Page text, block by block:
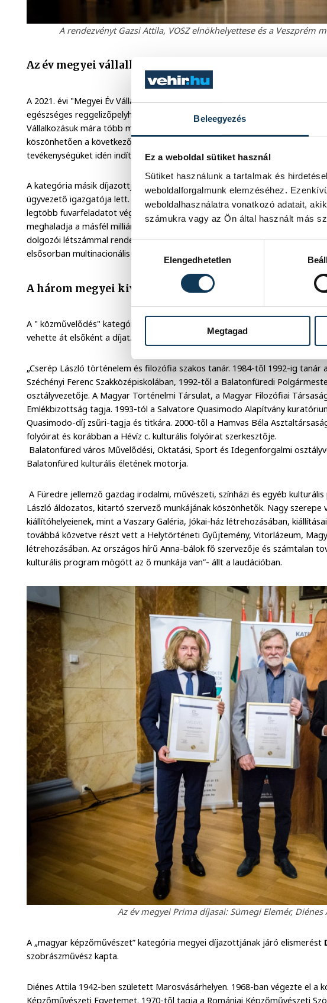
Beleegyezés
Ez a weboldal sütiket használ
Sütiket használunk a tartalmak és
weboldalforgalmunk elemzéséhez.
weboldalhasználatra vonatkozó adatait,
számukra vagy az Ön által használt más
Hozzájárulás kiválasztása
Elengedhetetlen
Megtagad
A rendezvényt Gazsi Attila, VOSZ elnökhelyettese és a Veszprém
Az év megyei vállalkozói
A 2021. évi "Megyei Év Vállalkozója Díjat" elsőkéntPorkoláb Eszterés
egészséges reggelizőpelyheket, és cereáliákat előállító Fine Factory Kft.
Vállalkozásuk mára több mint 800 ezer terméket állít elő éves szinten. A
köszönhetően a következő években ennek sokszorosára is képesek lesznek.
tevékenységüket idén indították el és máris jelen vannak a skandináv boltok
A kategória másik díjazottja Ernyei István
, a fuvarozással és logisztikával
ügyvezető igazgatója lett. Az 1991-ben alapított vállalkozás Veszprém
legtöbb fuvarfeladatot végrehajtó nemzetközi szállítási és logisztikai
meghaladja a másfél milliárd forintot. A Reál-M Kft. mintegy 10 éve stabil,
dolgozói létszámmal rendelkezik, biztos megélhetést garantálva
elsősorban multinacionális autóipari beszállítók, akiknek 15 éve just-in-time
A három megyei kiválóság
A " közművelődés" kategóriában a balatonfüredi kultúra motorjaként is
vehette át elsőként a díjat.
„Cserép László történelem és filozófia szakos tanár. 1984-től 1992-ig tanár
Széchényi Ferenc Szakközépiskolában, 1992-től a Balatonfüredi
osztályvezetője. A Magyar Történelmi Társulat, a Magyar Filozófiai
Emlékbizottság tagja. 1993-tól a Salvatore Quasimodo Alapítvány
Quasimodo-díj zsűri-tagja és titkára. 2000-től a Hamvas Béla
folyóirat és korábban a Hévíz c. kulturális folyóirat szerkesztője.
Balatonfüred város Művelődési, Oktatási, Sport és Idegenforgalmi
Balatonfüred kulturális életének motorja.
A Füredre jellemző gazdag irodalmi, művészeti, színházi és egyéb
László áldozatos, kitartó szervező munkájának köszönhetők. Nagy szerepe
kiállítóhelyeienek, mint a Vaszary Galéria, Jókai-ház létrehozásában,
továbbá közvetve részt vett a Helytörténeti Gyűjtemény, Vitorlázeum,
létrehozásában. Az országos hírű Anna-bálok fő szervezője és számtalan
kulturális program mögött az ő munkája van”- állt a laudációban.
Az év megyei Prima díjasai: Sümegi Elemér, Diénes
A „magyar képzőművészet” kategória megyei díjazottjának járó elismerést
szobrászművész kapta.
Diénes Attila 1942-ben született Marosvásárhelyen. 1968-ban végezte el a
Képzőművészeti Egyetemet. 1970-től tagja a Romániai Képzőművészeti